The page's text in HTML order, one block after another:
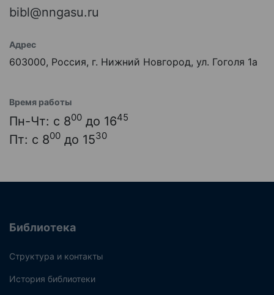
bibl@nngasu.ru
Адрес
603000, Россия, г. Нижний Новгород, ул. Гоголя 1а
Время работы
Пн-Чт: с 800 до 1645
Пт: с 800 до 1530
Библиотека
Структура и контакты
История библиотеки